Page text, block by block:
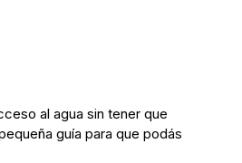
al agua sin tener que
guía para que podás